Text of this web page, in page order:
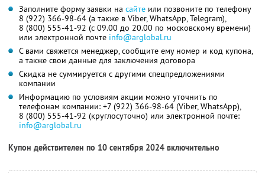
Заполните форму заявки на сайте или позвоните по телефону
8 (922) 366-98-64 (а также в Viber, WhatsApp, Telegram),
8 (800) 555-41-92 (с 09.00 до 20.00 по московскому времени)
или электронной почте info@arglobal.ru
С вами свяжется менеджер, сообщите ему номер и код купона,
а также свои данные для заключения договора
Скидка не суммируется с другими спецпредложениями
компании
Информацию по условиям акции можно уточнить по
телефонам компании: +7 (922) 366-98-64 (Viber, WhatsApp),
8 (800) 555-41-92 (круглосуточно) или электронной почте:
info@arglobal.ru
Купон действителен по 10 сентября 2024 включительно